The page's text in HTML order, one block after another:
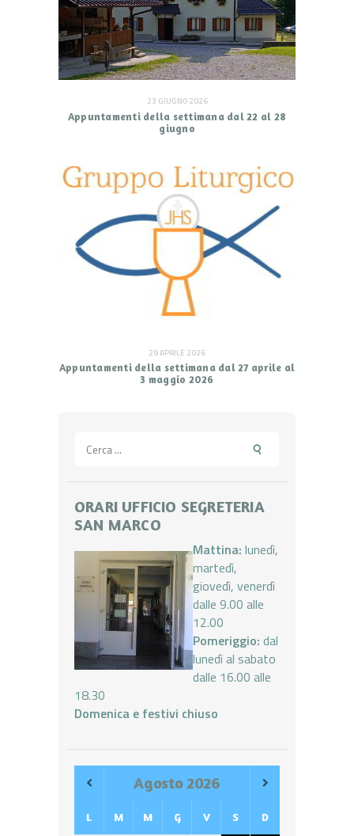
23 GIUGNO 2026
Appuntamenti della settimana dal 22 al 28
giugno
29 APRILE 2026
Appuntamenti della settimana dal 27 aprile al
3 maggio 2026
per:
ORARI UFFICIO SEGRETERIA
SAN MARCO
Mattina: lunedì,
martedì,
giovedì, venerdì
dalle 9.00 alle
12.00
Pomeriggio: dal
lunedì al sabato
dalle 16.00 alle
18.30
Domenica e festivi chiuso
Agosto2026
L M M G V S D